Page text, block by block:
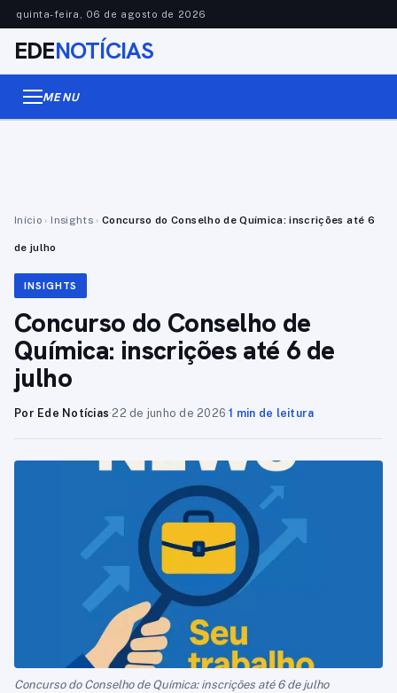
quinta-feira, 06 de agosto de 2026
EDENOTÍCIAS
MENU
Início › Insights › Concurso do Conselho de Química: inscrições até 6
de julho
INSIGHTS
Concurso do Conselho de
Química: inscrições até 6 de
julho
Por Ede Notícias·22 de junho de 2026·1 min de leitura
Concurso do Conselho de Química: inscrições até 6 de julho